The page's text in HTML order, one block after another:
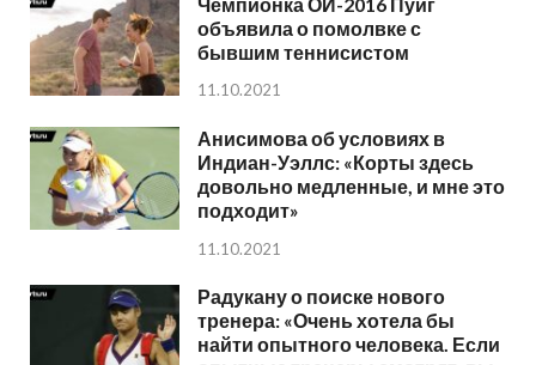
объявила о помолвке с
бывшим теннисистом
11.10.2021
Анисимова об условиях в
Индиан-Уэллс: «Корты здесь
довольно медленные, и мне это
подходит»
11.10.2021
Радукану о поиске нового
тренера: «Очень хотела бы
найти опытного человека. Если